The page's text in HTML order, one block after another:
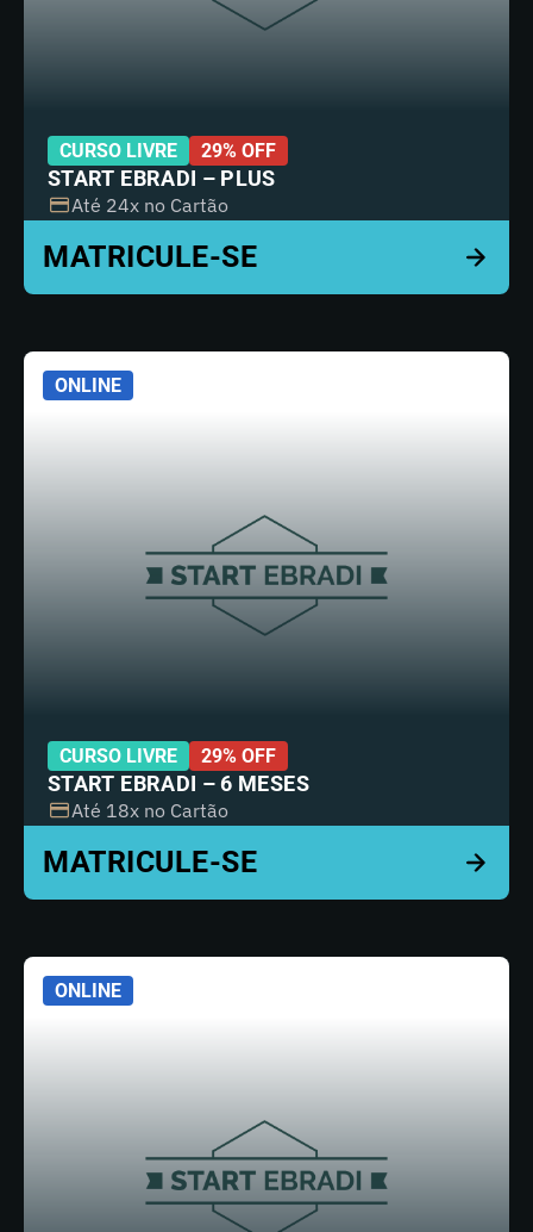
CURSO LIVRE 29% OFF
START EBRADI – PLUS
Até 24x no Cartão
ONLINE
CURSO LIVRE 29% OFF
START EBRADI – 6 MESES
Até 18x no Cartão
ONLINE